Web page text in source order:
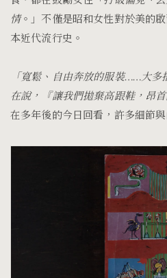
情。」不僅是昭和女性對於美的
本近代流行史。
「寬鬆、自由奔放的服裝……大
在說，『讓我們拋棄高跟鞋，昂
在多年後的今日回看，許多細節